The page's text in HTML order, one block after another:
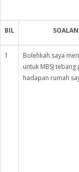
BIL SOALAN
1
Bolehkah saya
untuk MBSJ
hadapan rumah